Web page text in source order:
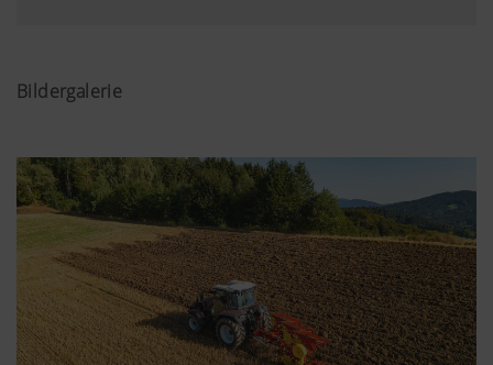
Bildergalerie